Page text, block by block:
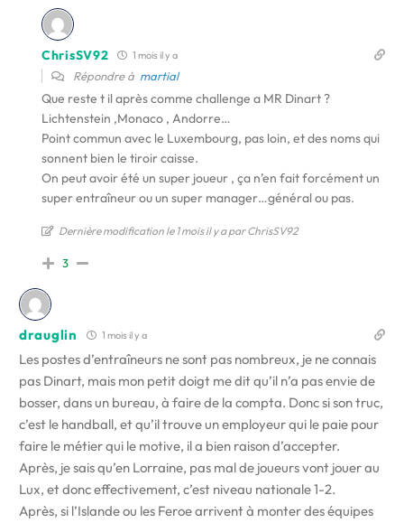
ChrisSV92 1 mois il y a
Répondre à martial
Que reste t il après comme challenge a MR Dinart ?
Lichtenstein ,Monaco , Andorre…
Point commun avec le Luxembourg, pas loin, et des noms qui
sonnent bien le tiroir caisse.
On peut avoir été un super joueur , ça n’en fait forcément un
super entraîneur ou un super manager…général ou pas.
Dernière modification le 1 mois il y a par ChrisSV92
3
drauglin 1 mois il y a
Les postes d’entraîneurs ne sont pas nombreux, je ne connais
pas Dinart, mais mon petit doigt me dit qu’il n’a pas envie de
bosser, dans un bureau, à faire de la compta. Donc si son truc,
c’est le handball, et qu’il trouve un employeur qui le paie pour
faire le métier qui le motive, il a bien raison d’accepter.
Après, je sais qu’en Lorraine, pas mal de joueurs vont jouer au
Lux, et donc effectivement, c’est niveau nationale 1-2.
Après, si l’Islande ou les Feroe arrivent à monter des équipes